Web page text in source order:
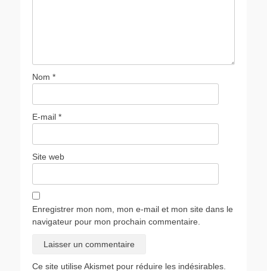
Nom *
E-mail *
Site web
Enregistrer mon nom, mon e-mail et mon site dans le
navigateur pour mon prochain commentaire.
Ce site utilise Akismet pour réduire les indésirables.